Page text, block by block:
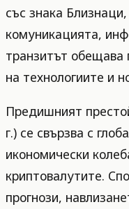
със знака
комуникацията,
транзитът обещава
на технологиите и
Предишният
г.) се свързва с
икономически
криптовалутите.
прогнози,